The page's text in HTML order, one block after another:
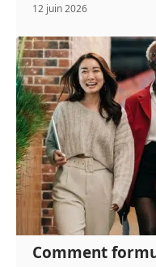
12 juin 2026
Comment